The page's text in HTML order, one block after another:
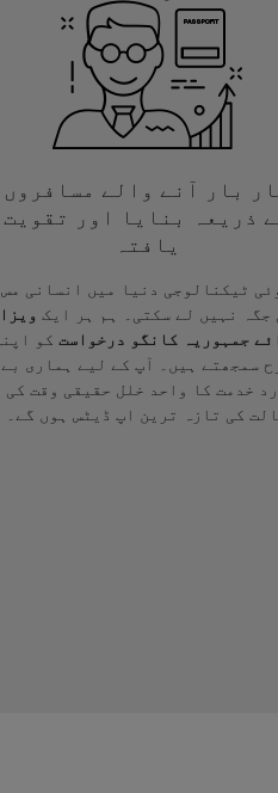
بار آنے والے مسافروں
ذریعہ بنایا اور تقویت
یافتہ
ٹیکنالوجی دنیا میں انسانی مس
جگہ نہیں لے سکتی۔ ہم ہر ایک ویزا
جمہوریہ کانگو درخواست کو اپنی
سمجھتے ہیں۔ آپ کے لیے ہماری بے
خدمت کا واحد خلل حقیقی وقت کی
کی تازہ ترین اپ ڈیٹس ہوں گے۔